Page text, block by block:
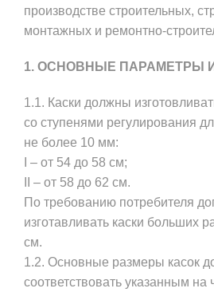
производстве строительных,
монтажных и ремонтно-
1. ОСНОВНЫЕ ПАРАМЕТРЫ
1.1. Каски должны
со ступенями регулирования
не более 10 мм:
I – от 54 до 58 см;
II – от 58 до 62 см.
По требованию потребителя
изготавливать каски больших
см.
1.2. Основные размеры касок
соответствовать указанным на